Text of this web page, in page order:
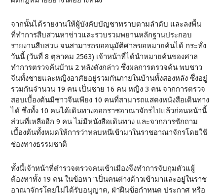
จากนั้นได้รายงานให้ผู้บังคับบัญชาทราบตามลำดับ และลงพื้น
ที่ทำการสืบสวนหาข่าวและรวบรวมพยานหลักฐานประกอบ
รายงานสืบสวน จนสามารถขออนุมัติศาลขอหมายค้นได้ กระทั่ง
วันนี้ (วันที่ 8 ตุลาคม 2563) เจ้าหน้าที่ได้นำหมายค้นของศาล
ทำการตรวจค้นบ้าน 2 หลังดังกล่าว ซึ่งผลการตรวจค้น พบชาว
จีนทั้งชายและหญิงอาศัยอยู่รวมกันภายในบ้านทั้งสองหลัง ซึ่งอยู่
รวมกันจำนวน 19 คน เป็นชาย 16 คน หญิง 3 คน จากการตรวจ
สอบเบื้องต้นมีชาวจีนเพียง 10 คนที่สามารถแสดงหนังสือเดินทาง
ได้ ซึ่งทั้ง 10 คนได้เดินทางออกราชอาณาจักรไปแล้วก่อนหน้านี้
ส่วนที่เหลืออีก 9 คน ไม่มีหนังสือเดินทาง และจากการซักถาม
เบื้องต้นทั้งหมดให้การว่าหลบหนีเข้ามาในราชอาณาจักรโดยใช้
ช่องทางธรรมชาติ
ทั้งนี้เจ้าหน้าที่ตำรวจตรวจคนเข้าเมืองจึงทำการจับกุมตัวแผู้
ต้องหาทั้ง 19 คน ในข้อหา “เป็นคนต่างด้าวเข้ามาและอยู่ในราช
อาณาจักรโดยไม่ได้รับอนุญาต, ฝ่าฝืนข้อกำหนด ประกาศ หรือ